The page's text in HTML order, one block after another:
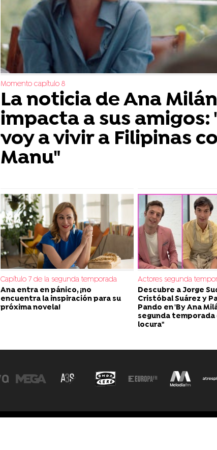
Momento capítulo 8
La noticia de Ana
impacta a sus amigos:
voy a vivir a Filipinas
Manu"
Capítulo 7 de la segunda temporada
Ana entra en pánico, ¡no
encuentra la inspiración para su
próxima novela!
Actores segunda
Descubre a Jorge
Cristóbal Suárez y
Pando en 'By Ana
segunda temporada
locura"